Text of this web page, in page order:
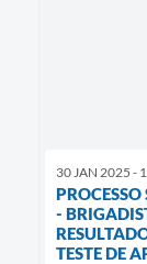
30 JAN 2025 -
-
TESTE DE